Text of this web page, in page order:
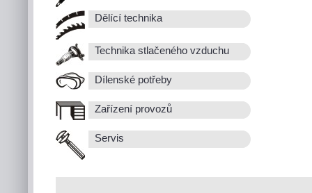
Dělící technika
Technika stlačeného vzduchu
Dílenské potřeby
Zařízení provozů
Servis